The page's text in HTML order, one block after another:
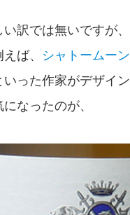
訳では無いですが
ば、
シャトームー
った作家がデザイ
なったのが、